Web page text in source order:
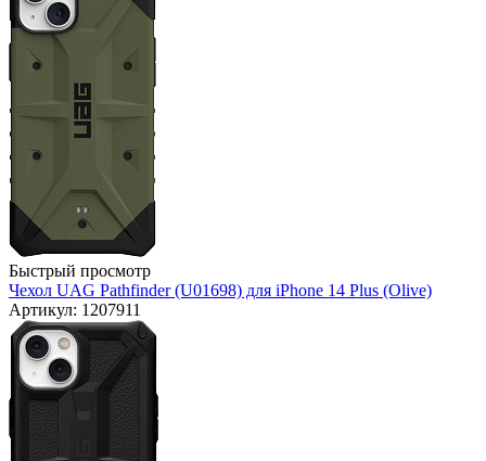
Быстрый просмотр
Чехол UAG Pathfinder (U01698) для iPhone 14 Plus (Olive)
Артикул: 1207911